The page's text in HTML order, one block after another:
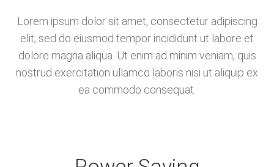
Lorem ipsum dolor sit amet, consectetur adipiscing
elit, sed do eiusmod tempor incididunt ut labore et
dolore magna aliqua. Ut enim ad minim veniam, quis
nostrud exercitation ullamco laboris nisi ut aliquip ex
ea commodo consequat.